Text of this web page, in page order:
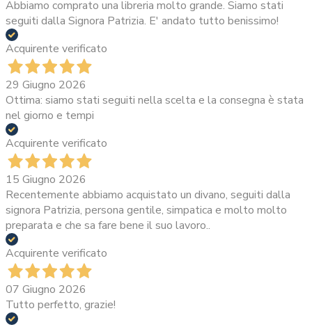
Abbiamo comprato una libreria molto grande. Siamo stati
seguiti dalla Signora Patrizia. E' andato tutto benissimo!
Acquirente verificato
29 Giugno 2026
Ottima: siamo stati seguiti nella scelta e la consegna è stata
nel giorno e tempi
Acquirente verificato
15 Giugno 2026
Recentemente abbiamo acquistato un divano, seguiti dalla
signora Patrizia, persona gentile, simpatica e molto molto
preparata e che sa fare bene il suo lavoro..
Acquirente verificato
07 Giugno 2026
Tutto perfetto, grazie!